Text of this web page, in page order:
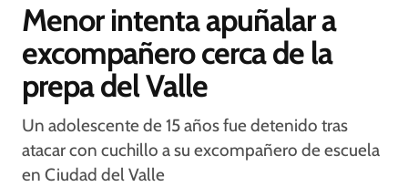
Menor intenta apuñalar a
excompañero cerca de la
prepa del Valle
Un adolescente de 15 años fue detenido tras
atacar con cuchillo a su excompañero de escuela
en Ciudad del Valle